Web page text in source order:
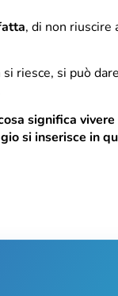
, di non riuscire
riesce, si può
significa vivere
si inserisce in